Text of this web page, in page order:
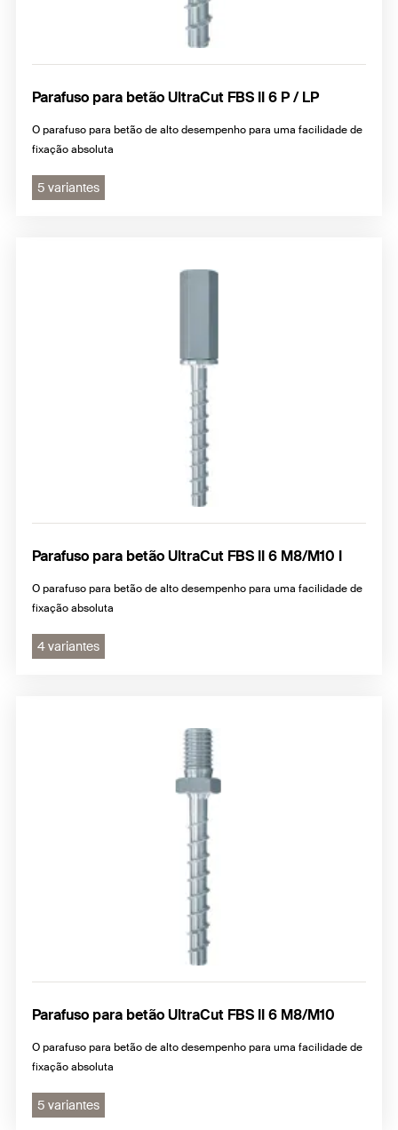
Parafuso para betão UltraCut FBS II 6 P / LP
O parafuso para betão de alto desempenho para uma facilidade de
fixação absoluta
5 variantes
Parafuso para betão UltraCut FBS II 6 M8/M10 I
O parafuso para betão de alto desempenho para uma facilidade de
fixação absoluta
4 variantes
Parafuso para betão UltraCut FBS II 6 M8/M10
O parafuso para betão de alto desempenho para uma facilidade de
fixação absoluta
5 variantes